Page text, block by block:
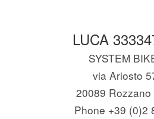
LUCA
SYSTEM
via Ariosto
20089 Rozzano
Phone +39 (0)2